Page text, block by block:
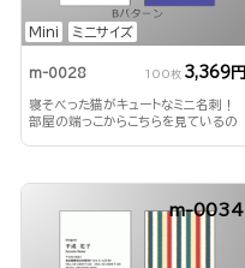
Mini ミニサイズ
m-0028 100枚 3,369円
寝そべった猫がキュートなミニ名刺！
部屋の端っこからこちらを見ているの
m-0034